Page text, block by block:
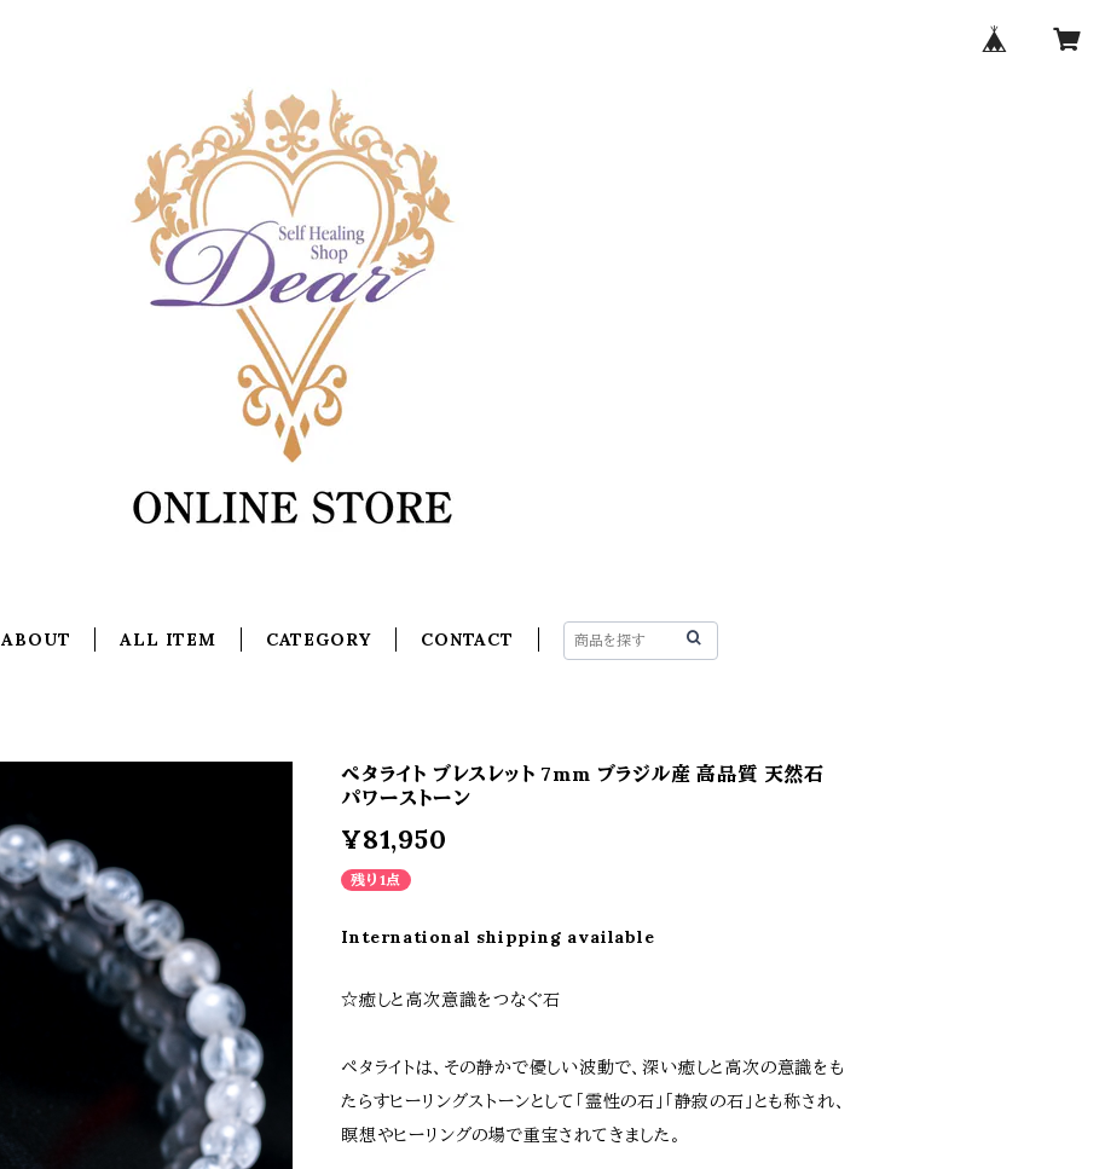
ABOUT ALL ITEM CATEGORY CONTACT
ペタライト ブレスレット 7mm ブラジル産 高品質 天然石
パワーストーン
¥81,950
残り1点
International shipping available
☆癒しと高次意識をつなぐ石
ペタライトは、その静かで優しい波動で、深い癒しと高次の意識をも
たらすヒーリングストーンとして「霊性の石」「静寂の石」とも称され、
瞑想やヒーリングの場で重宝されてきました。